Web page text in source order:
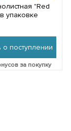
"Red
шт в упаковке
поступлении
за покупку